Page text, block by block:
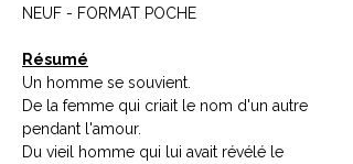
NEUF - FORMAT POCHE
Résumé
Un homme se souvient.
De la femme qui criait le nom d'un autre
pendant l'amour.
Du vieil homme qui lui avait révélé le